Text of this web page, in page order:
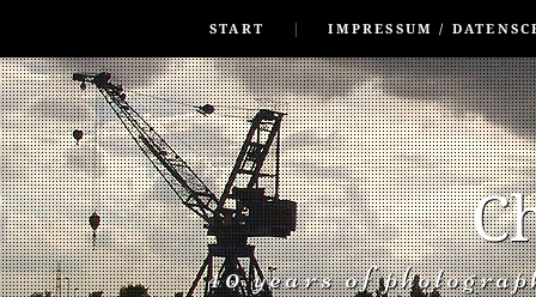
START
IMPRESSUM /
40 years of